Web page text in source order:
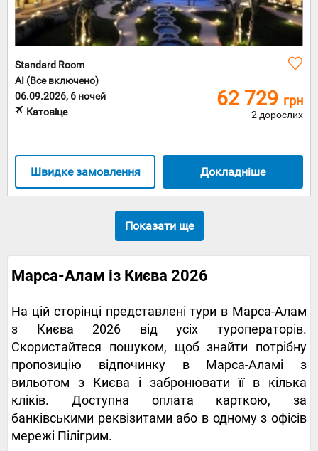
Standard Room
AI (Все включено)
06.09.2026, 6 ночей
Катовіце
62 729 грн
2 дорослих
Докладніше
Швидке замовлення
Показати ще
Марса-Алам із Києва 2026
На цій сторінці представлені тури в Марса-Алам
з Києва 2026 від усіх туроператорів.
Скористайтеся пошуком, щоб знайти потрібну
пропозицію відпочинку в Марса-Аламі з
вильотом з Києва і забронювати її в кілька
кліків. Доступна оплата карткою, за
банківськими реквізитами або в одному з офісів
мережі Пілігрим.